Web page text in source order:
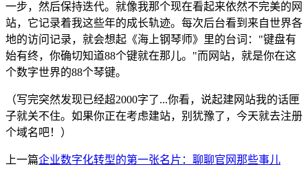
一步，然后保持迭代。就像我那个现在看起来依然不完美的网
站，它记录着我这些年的成长轨迹。每次后台看到来自世界各
地的访问记录，就会想起《海上钢琴师》里的台词："键盘有
始有终，你确切知道88个键就在那儿。"而网站，就是你在这
个数字世界的88个琴键。
（写完突然发现已经超2000字了...你看，说起建网站我的话匣
子就关不住。如果你正在考虑建站，别犹豫了，今天就去注册
个域名吧！）
上一篇企业数字化转型的第一张名片：聊聊官网那些事儿